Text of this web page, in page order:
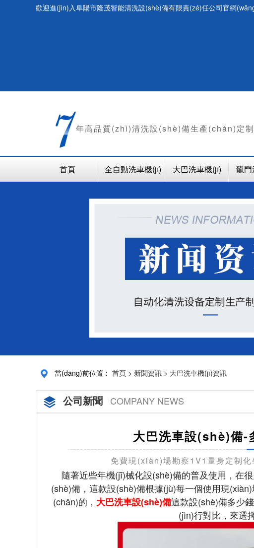
歡迎進(jìn)入阜陽市隆茂智能清洗設(shè)備有限責(zé)任公司官網
年高品質(zhì)清洗設(shè)備生產(chǎn)定制
首頁 全自動洗車機(jī) 大巴洗車機(jī) 龍
當(dāng)前位置： 首頁 > 新聞資訊 > 大巴洗車機(jī)資訊
公司新聞 COMPANY NEWS
大巴洗車設(shè)備-
免費現(xiàn)場勘察1V1量身定制
隨著近些年機(jī)械化設(shè)備的普及使用，在很
(shè)備，這款設(shè)備根據(jù)每一個使用現
(chǎn)的， 大巴洗車設(shè)備這款設(shè)備多少錢
(jìn)行對比，來選